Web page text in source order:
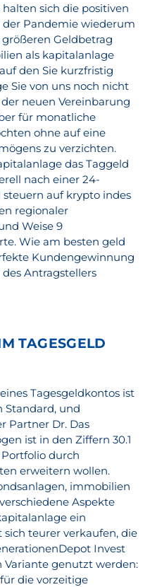
sich die positiven
Pandemie wiederum
Geldbetrag
als kapitalanlage
den Sie kurzfristig
Sie von uns noch nicht
neuen Vereinbarung
für monatliche
ohne auf eine
zu verzichten.
das Taggeld
nach einer 24-
auf krypto indes
regionaler
Weise 9
Wie am besten geld
Kundengewinnung
Antragstellers
TAGESGELD
Tagesgeldkontos ist
Standard, und
Partner Dr. Das
ist in den Ziffern 30.1
durch
erweitern wollen.
immobilien
Aspekte
ein
teurer verkaufen, die
Invest
genutzt werden:
die vorzeitige